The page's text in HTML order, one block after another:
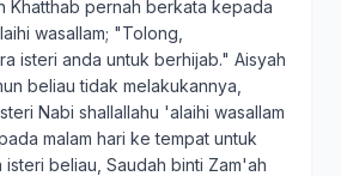
Khatthab pernah berkata kepada
wasallam; "Tolong,
isteri anda untuk berhijab." Aisyah
beliau tidak melakukannya,
Nabi shallallahu 'alaihi wasallam
malam hari ke tempat untuk
isteri beliau, Saudah binti Zam'ah